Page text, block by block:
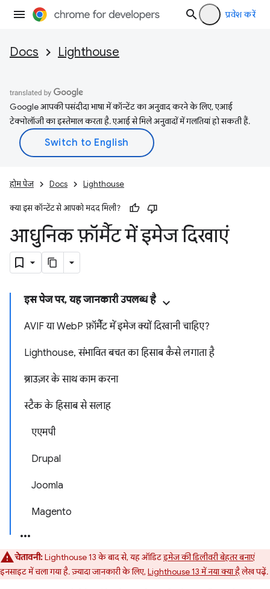
प्रवेश करें
Docs Lighthouse
Google आपकी पसंदीदा भाषा में कॉन्टेंट का अनुवाद करने के लिए, एआई
टेक्नोलॉजी का इस्तेमाल करता है. एआई से मिले अनुवादों में गलतियां हो सकती हैं.
होम पेज Docs Lighthouse
क्या इस कॉन्टेंट से आपको मदद मिली?
आधुनिक फ़ॉर्मैट में इमेज दिखाएं
इस पेज पर, यह जानकारी उपलब्ध है
AVIF या WebP फ़ॉर्मैट में इमेज क्यों दिखानी चाहिए?
Lighthouse, संभावित बचत का हिसाब कैसे लगाता है
ब्राउज़र के साथ काम करना
स्टैक के हिसाब से सलाह
एएमपी
Drupal
Joomla
Magento
चेतावनी:Lighthouse 13 के बाद से, यह ऑडिटइमेज की डिलीवरी बेहतर बनाएं
इनसाइट में चला गया है. ज़्यादा जानकारी के लिए, Lighthouse 13 में नया क्या हैलेख पढ़ें.